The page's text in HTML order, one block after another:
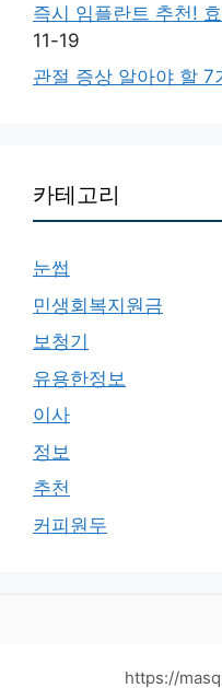
즉시 임플란트 추천!
11-19
관절 증상 알아야 할 7
카테고리
눈썹
민생회복지원금
보청기
유용한정보
이사
정보
추천
커피원두
https://